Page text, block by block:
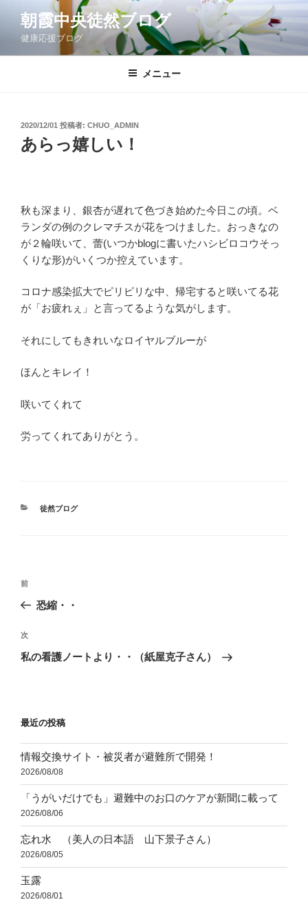
ン
朝霞中央徒然ブログ
健康応援ブログ
メニュー
投
稿
日:
2020/12/01 投稿者: CHUO_ADMIN
あらっ嬉しい！
秋も深まり、銀杏が遅れて色づき始めた今日この頃。ベ
ランダの例のクレマチスが花をつけました。おっきなの
が２輪咲いて、蕾(いつかblogに書いたハシビロコウそっ
くりな形)がいくつか控えています。
コロナ感染拡大でピリピリな中、帰宅すると咲いてる花
が「お疲れぇ」と言ってるような気がします。
それにしてもきれいなロイヤルブルーが
ほんとキレイ！
咲いてくれて
労ってくれてありがとう。
カ
徒然ブログ
投
ビ
ゲ
ン
前
の
稿
前
恐縮・・
次
の
次
私の看護ノートより・・（紙屋克子さん）
最近の投稿
情報交換サイト・被災者が避難所で開発！
2026/08/08
「うがいだけでも」避難中のお口のケアが新聞に載って
2026/08/06
忘れ水 （美人の日本語 山下景子さん）
2026/08/05
玉露
2026/08/01